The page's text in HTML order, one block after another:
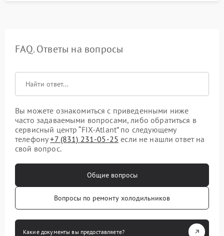
FAQ. Ответы на вопросы
Вы можете ознакомиться с приведенными ниже
часто задаваемыми вопросами, либо обратиться в
сервисный центр “FIX-Atlant” по следующему
телефону+7 (831) 231-05-25 если не нашли ответ на
свой вопрос.
Общие вопросы
Вопросы по ремонту холодильников
Какие документы вы предоставляете?